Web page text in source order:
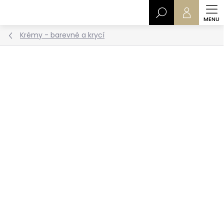
Hledat
Krémy - barevné a krycí